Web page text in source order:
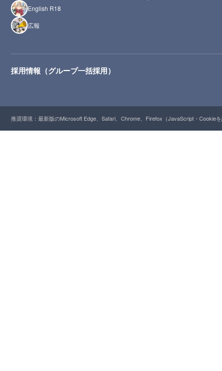
English R18
広報
採用情報（グループ一括採用）
推奨環境：最新版のMicrosoft Edge、Safari、Chrome、Firefox（JavaScript・Cookie